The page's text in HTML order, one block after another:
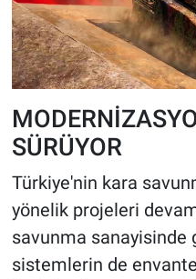
SÜRÜYOR
Türkiye'nin kara
yönelik projeleri
savunma sanayisinde
sistemlerin de